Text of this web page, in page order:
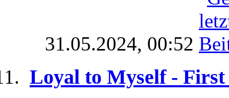
31.05.2024, 00:52
Loyal to Myself - First